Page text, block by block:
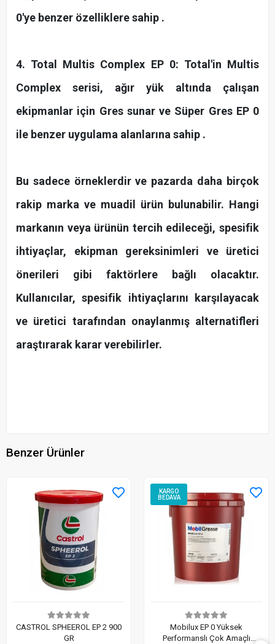
0'ye benzer özelliklere sahip .
4. Total Multis Complex EP 0: Total'in Multis
Complex serisi, ağır yük altında çalışan
ekipmanlar için Gres sunar ve Süper Gres EP 0
ile benzer uygulama alanlarına sahip .
Bu sadece örneklerdir ve pazarda daha birçok
rakip marka ve muadil ürün bulunabilir. Hangi
markanın veya ürünün tercih edileceği, spesifik
ihtiyaçlar, ekipman gereksinimleri ve üretici
önerileri gibi faktörlere bağlı olacaktır.
Kullanıcılar, spesifik ihtiyaçlarını karşılayacak
ve üretici tarafından onaylanmış alternatifleri
araştırarak karar verebilirler.
Benzer Ürünler
CASTROL SPHEEROL EP 2 900
GR
KARGO
BEDAVA
Mobilux EP 0 Yüksek
Performanslı Çok Amaçlı